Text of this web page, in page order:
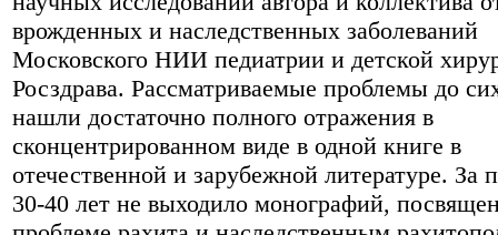
врожденных и наследственных заболеваний
Московского НИИ педиатрии и детской
Росздрава. Рассматриваемые проблемы до
нашли достаточно полного отражения в
сконцентрированном виде в одной книге в
отечественной и зарубежной литературе. За
30-40 лет не выходило монографий,